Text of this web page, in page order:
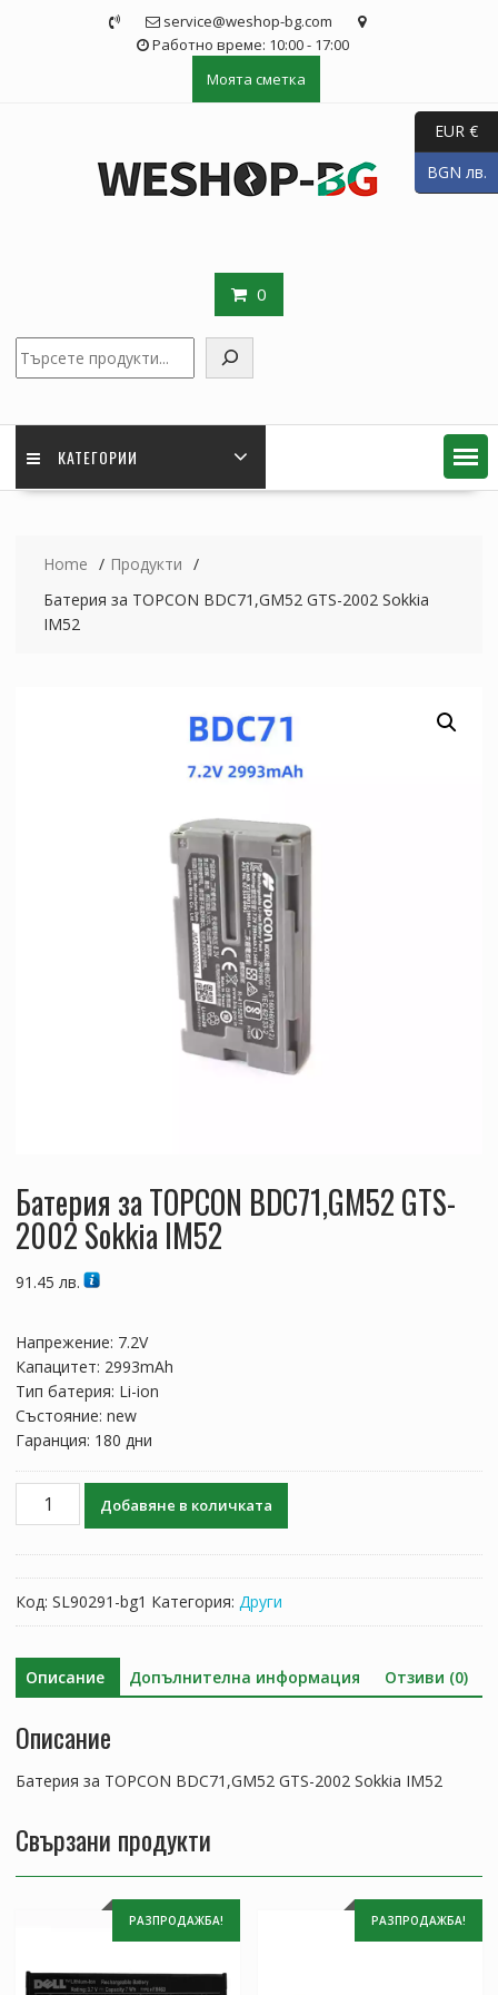
service@weshop-bg.com
Работно време: 10:00 - 17:00
Моята сметка
0
КАТЕГОРИИ
Home
Продукти
Батерия за TOPCON BDC71,GM52 GTS-2002 Sokkia
IM52
Батерия за TOPCON BDC71,GM52 GTS-
2002 Sokkia IM52
91.45 лв.
Напрежение: 7.2V
Капацитет: 2993mAh
Тип батерия: Li-ion
Състояние: new
Гаранция: 180 дни
количество
BDC71,GM52
2002
Sokkia
Добавяне в количката
Код: SL90291-bg1 Категория: Други
Описание Допълнителна информация Отзиви (0)
Описание
Батерия за TOPCON BDC71,GM52 GTS-2002 Sokkia IM52
Свързани продукти
РАЗПРОДАЖБА! РАЗПРОДАЖБА!
EUR €
BGN лв.